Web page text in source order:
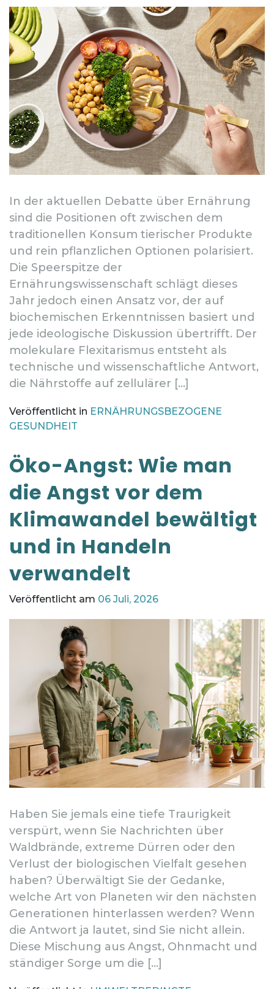
In der aktuellen Debatte über Ernährung
sind die Positionen oft zwischen dem
traditionellen Konsum tierischer Produkte
und rein pflanzlichen Optionen polarisiert.
Die Speerspitze der
Ernährungswissenschaft schlägt dieses
Jahr jedoch einen Ansatz vor, der auf
biochemischen Erkenntnissen basiert und
jede ideologische Diskussion übertrifft. Der
molekulare Flexitarismus entsteht als
technische und wissenschaftliche Antwort,
die Nährstoffe auf zellulärer […]
Veröffentlicht in ERNÄHRUNGSBEZOGENE
GESUNDHEIT
Öko-Angst: Wie man
die Angst vor dem
Klimawandel bewältigt
und in Handeln
verwandelt
Veröffentlicht am 06 Juli, 2026
Haben Sie jemals eine tiefe Traurigkeit
verspürt, wenn Sie Nachrichten über
Waldbrände, extreme Dürren oder den
Verlust der biologischen Vielfalt gesehen
haben? Überwältigt Sie der Gedanke,
welche Art von Planeten wir den nächsten
Generationen hinterlassen werden? Wenn
die Antwort ja lautet, sind Sie nicht allein.
Diese Mischung aus Angst, Ohnmacht und
ständiger Sorge um die […]